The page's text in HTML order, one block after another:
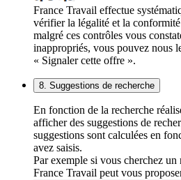
France Travail effectue
vérifier la légalité et la
malgré ces contrôles vous
inappropriés, vous pouvez nous
« Signaler cette offre ».
8. Suggestions de recherche
En fonction de la recherche
afficher des suggestions de
suggestions sont calculées en
avez saisis.
Par exemple si vous cherchez
France Travail peut vous